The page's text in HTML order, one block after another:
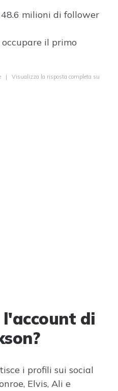
milioni di follower
il primo
| Visualizza la risposta completa su
l'account di
i profili sui social
Elvis, Ali e